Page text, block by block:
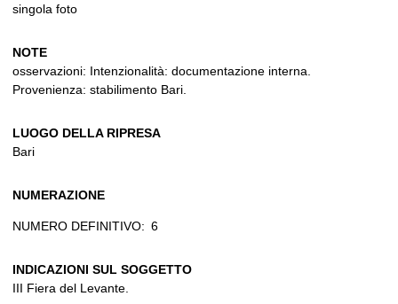
singola foto
NOTE
osservazioni: Intenzionalità: documentazione interna.
Provenienza: stabilimento Bari.
LUOGO DELLA RIPRESA
Bari
NUMERAZIONE
NUMERO DEFINITIVO: 6
INDICAZIONI SUL SOGGETTO
III Fiera del Levante.